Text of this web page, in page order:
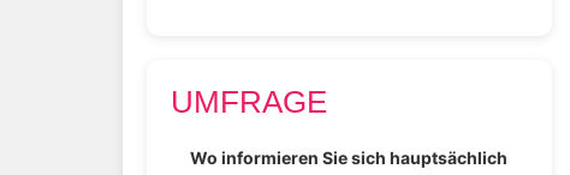
UMFRAGE
Wo informieren Sie sich hauptsächlich